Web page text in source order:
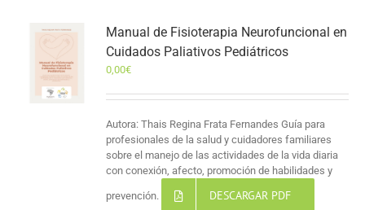
Manual de Fisioterapia Neurofuncional en
Cuidados Paliativos Pediátricos
0,00€
Autora: Thais Regina Frata Fernandes Guía para
profesionales de la salud y cuidadores familiares
sobre el manejo de las actividades de la vida diaria
con conexión, afecto, promoción de habilidades y
prevención. DESCARGAR PDF